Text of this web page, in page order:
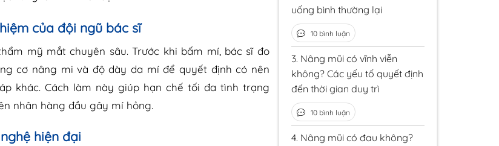
của đội ngũ bác sĩ
mỹ mắt chuyên sâu. Trước khi bấm mí, bác sĩ đo
cơ nâng mi và độ dày da mí để quyết định có nên
khác. Cách làm này giúp hạn chế tối đa tình trạng
nhân hàng đầu gây mí hỏng.
hiện đại
uống bình thường lại
10 bình luận
3. Nâng mũi có vĩnh viễn
không? Các yếu tố quyết định
đến thời gian duy trì
10 bình luận
4. Nâng mũi có đau không?